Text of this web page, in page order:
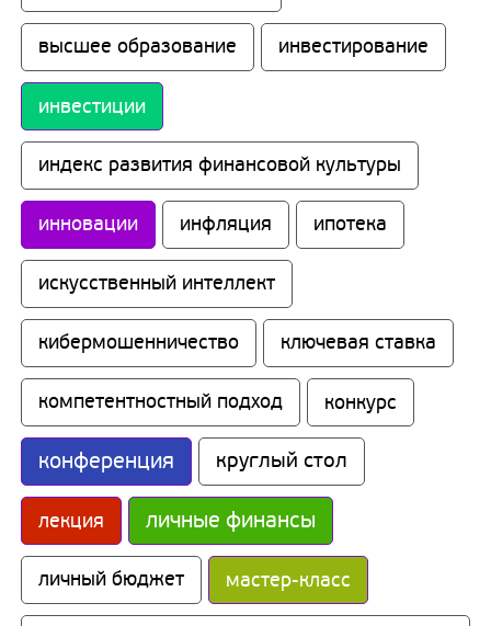
высшее образование инвестирование
инвестиции
индекс развития финансовой культуры
инновации инфляция ипотека
искусственный интеллект
кибермошенничество ключевая ставка
компетентностный подход конкурс
конференция круглый стол
лекция личные финансы
личный бюджет мастер-класс